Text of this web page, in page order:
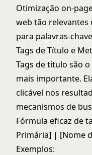
Otimização on-
web tão
para palavras-
Tags de Título e
Tags de título são
mais importante.
clicável nos
mecanismos de
Fórmula eficaz de
Primária] | [Nome
Exemplos: